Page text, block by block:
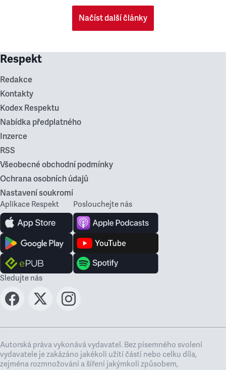
Načíst další články
Respekt
Redakce
Kontakty
Kodex Respektu
Nabídka předplatného
Inzerce
RSS
Všeobecné obchodní podmínky
Ochrana osobních údajů
Nastavení soukromí
Aplikace Respekt Poslouchejte nás
Sledujte nás
Autorská práva vykonává vydavatel. Bez písemného svolení
vydavatele je zakázáno jakékoli užití částí nebo celku díla,
zejména rozmnožování a šíření jakýmkoli způsobem,